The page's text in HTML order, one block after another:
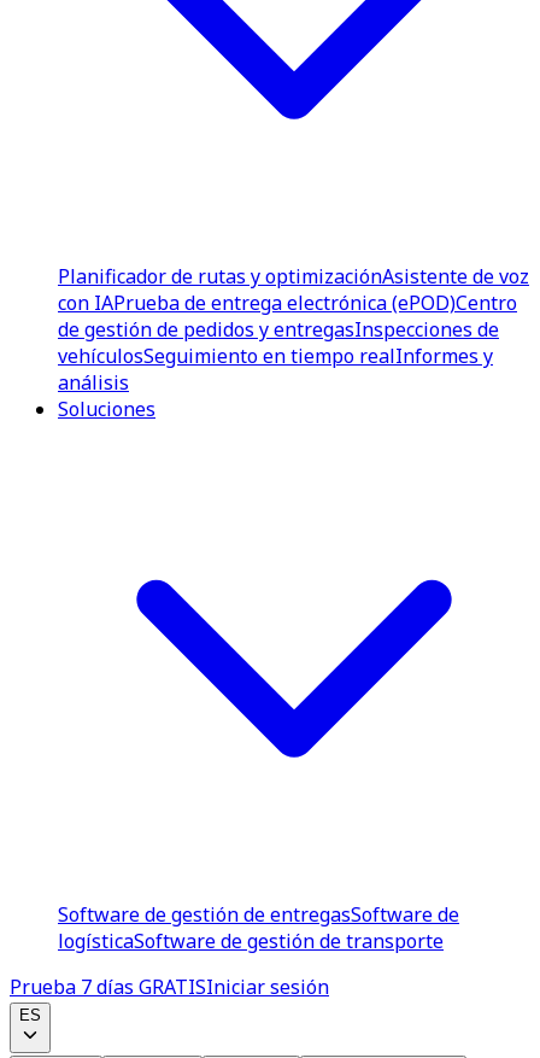
Planificador de rutas y optimizaciónAsistente de voz
con IAPrueba de entrega electrónica (ePOD)Centro
de gestión de pedidos y entregasInspecciones de
vehículosSeguimiento en tiempo realInformes y
análisis
Soluciones
Software de gestión de entregasSoftware de
logísticaSoftware de gestión de transporte
Prueba 7 días GRATISIniciar sesión
ES